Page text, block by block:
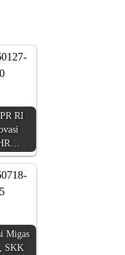
RI
Migas
SKK